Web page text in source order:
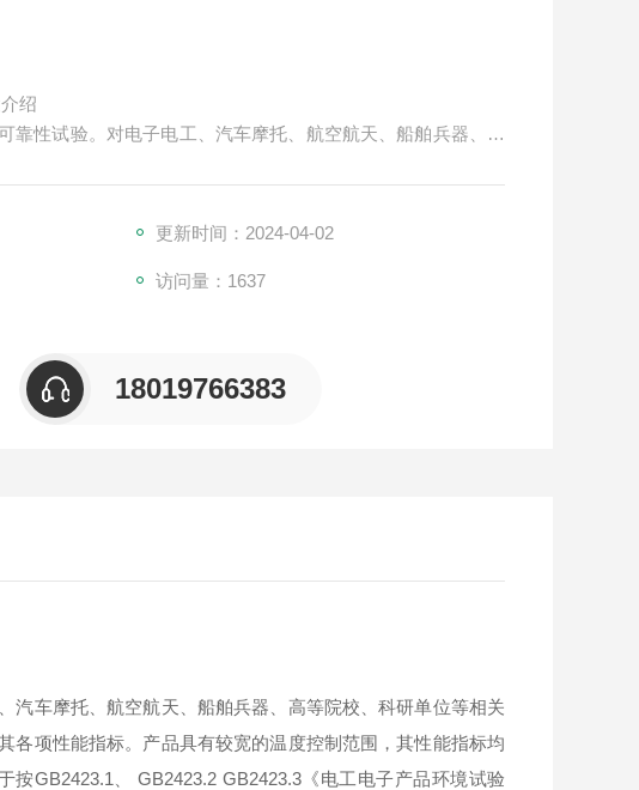
绍
靠性试验。对电子电工、汽车摩托、航空航天、船舶兵器、高
更新时间：2024-04-02
访问量：1637
18019766383
汽车摩托、航空航天、船舶兵器、高等院校、科研单位等相关
各项性能指标。产品具有较宽的温度控制范围，其性能指标均
GB2423.1、 GB2423.2 GB2423.3《电工电子产品环境试验